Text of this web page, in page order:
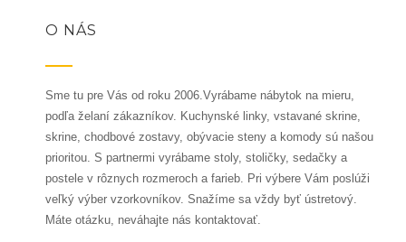
O NÁS
Sme tu pre Vás od roku 2006.Vyrábame nábytok na mieru,
podľa želaní zákazníkov. Kuchynské linky, vstavané skrine,
skrine, chodbové zostavy, obývacie steny a komody sú našou
prioritou. S partnermi vyrábame stoly, stoličky, sedačky a
postele v rôznych rozmeroch a farieb. Pri výbere Vám poslúži
veľký výber vzorkovníkov. Snažíme sa vždy byť ústretový.
Máte otázku, neváhajte nás kontaktovať.